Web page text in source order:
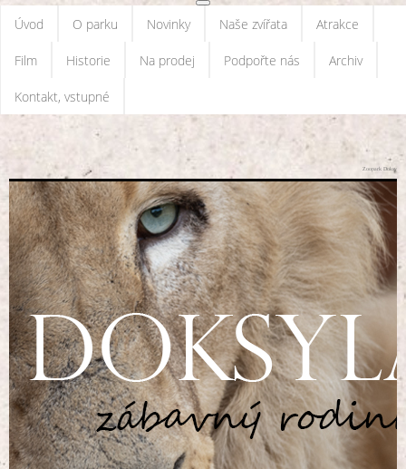
Úvod O parku Novinky Naše zvířata Atrakce
Film Historie Na prodej Podpořte nás Archiv
Kontakt, vstupné
Zoopark Doksy